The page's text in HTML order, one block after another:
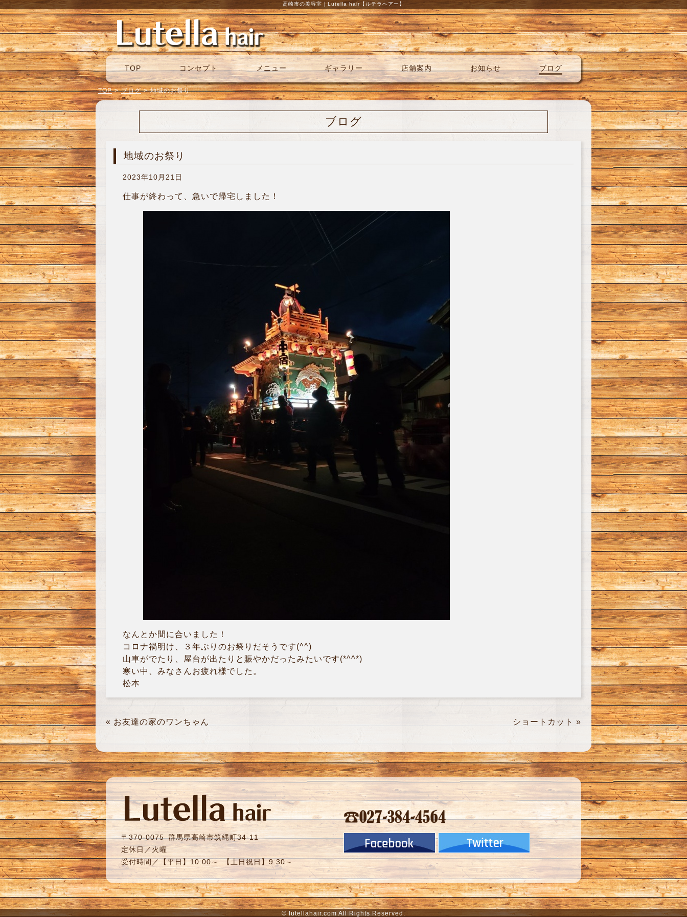
高崎市の美容室｜Lutella hair【ルテラヘアー】
TOP コンセプト メニュー ギャラリー 店舗案内 お知らせ ブログ
TOP > ブログ > 地域のお祭り
ブログ
地域のお祭り
2023年10月21日
仕事が終わって、急いで帰宅しました！
なんとか間に合いました！
コロナ禍明け、３年ぶりのお祭りだそうです(^^)
山車がでたり、屋台が出たりと賑やかだったみたいです(*^^*)
寒い中、みなさんお疲れ様でした。
松本
« お友達の家のワンちゃん ショートカット »
〒370-0075群馬県高崎市筑縄町34-11
定休日／火曜
受付時間／【平日】10:00～ 【土日祝日】9:30～
© lutellahair.com All Rights Reserved.